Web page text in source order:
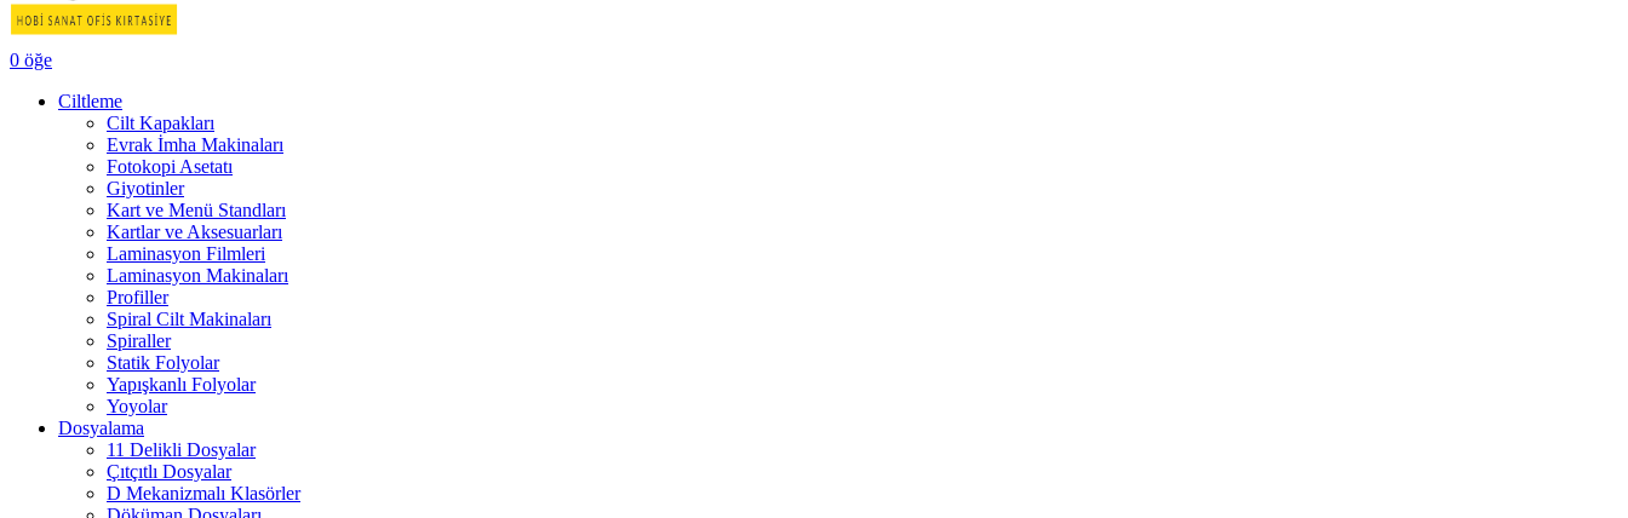
0 öğe
Ciltleme
Cilt Kapakları
Evrak İmha Makinaları
Fotokopi Asetatı
Giyotinler
Kart ve Menü Standları
Kartlar ve Aksesuarları
Laminasyon Filmleri
Laminasyon Makinaları
Profiller
Spiral Cilt Makinaları
Spiraller
Statik Folyolar
Yapışkanlı Folyolar
Yoyolar
Dosyalama
11 Delikli Dosyalar
Çıtçıtlı Dosyalar
D Mekanizmalı Klasörler